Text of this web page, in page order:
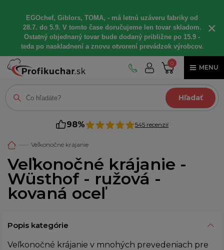
EGOchef, Giblors, TOMA, - má letnú uzáveru fabriky od
28.7. do 5.9. V tomto čase doručujeme len tovar skladom.
Ostatný objednaný tovar bude dodaný približne po 15.9 -
teda po naskladnení a znovu otvorení prevádzok výrobcov.
×
0
MENU
Hľadať
98% 545 recenzií
Veľkonočné krájanie
Veľkonočné krájanie -
Wüsthof - ružová -
kovaná oceľ
Popis kategórie
Veľkonočné krájanie v mnohých prevedeniach pre